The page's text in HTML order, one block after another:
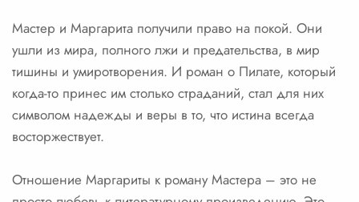
Мастер и Маргарита получили право на покой. Они
ушли из мира, полного лжи и предательства, в мир
тишины и умиротворения. И роман о Пилате, который
когда-то принес им столько страданий, стал для них
символом надежды и веры в то, что истина всегда
восторжествует.
Отношение Маргариты к роману Мастера – это не